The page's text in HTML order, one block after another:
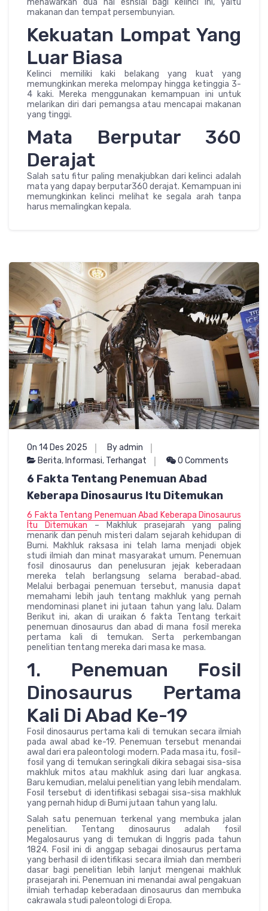
menawarkan dua hal esnsial bagi kelinci ini, yaitu
makanan dan tempat persembunyian.
Kekuatan Lompat Yang
Luar Biasa
Kelinci memiliki kaki belakang yang kuat yang
memungkinkan mereka melompay hingga ketinggia 3-
4 kaki. Mereka menggunakan kemampuan ini untuk
melarikan diri dari pemangsa atau mencapai makanan
yang tinggi.
Mata Berputar 360
Derajat
Salah satu fitur paling menakjubkan dari kelinci adalah
mata yang dapay berputar360 derajat. Kemampuan ini
memungkinkan kelinci melihat ke segala arah tanpa
harus memalingkan kepala.
On 14 Des 2025
By admin
Berita, Informasi, Terhangat 0 Comments
6 Fakta Tentang Penemuan Abad
Keberapa Dinosaurus Itu Ditemukan
6 Fakta Tentang Penemuan Abad Keberapa Dinosaurus
Itu Ditemukan – Makhluk prasejarah yang paling
menarik dan penuh misteri dalam sejarah kehidupan di
Bumi. Makhluk raksasa ini telah lama menjadi objek
studi ilmiah dan minat masyarakat umum. Penemuan
fosil dinosaurus dan penelusuran jejak keberadaan
mereka telah berlangsung selama berabad-abad.
Melalui berbagai penemuan tersebut, manusia dapat
memahami lebih jauh tentang makhluk yang pernah
mendominasi planet ini jutaan tahun yang lalu. Dalam
Berikut ini, akan di uraikan 6 fakta Tentang terkait
penemuan dinosaurus dan abad di mana fosil mereka
pertama kali di temukan. Serta perkembangan
penelitian tentang mereka dari masa ke masa.
1. Penemuan Fosil
Dinosaurus Pertama
Kali Di Abad Ke-19
Fosil dinosaurus pertama kali di temukan secara ilmiah
pada awal abad ke-19. Penemuan tersebut menandai
awal dari era paleontologi modern. Pada masa itu, fosil-
fosil yang di temukan seringkali dikira sebagai sisa-sisa
makhluk mitos atau makhluk asing dari luar angkasa.
Baru kemudian, melalui penelitian yang lebih mendalam.
Fosil tersebut di identifikasi sebagai sisa-sisa makhluk
yang pernah hidup di Bumi jutaan tahun yang lalu.
Salah satu penemuan terkenal yang membuka jalan
penelitian. Tentang dinosaurus adalah fosil
Megalosaurus yang di temukan di Inggris pada tahun
1824. Fosil ini di anggap sebagai dinosaurus pertama
yang berhasil di identifikasi secara ilmiah dan memberi
dasar bagi penelitian lebih lanjut mengenai makhluk
prasejarah ini. Penemuan ini menandai awal pengakuan
ilmiah terhadap keberadaan dinosaurus dan membuka
cakrawala studi paleontologi di Eropa.